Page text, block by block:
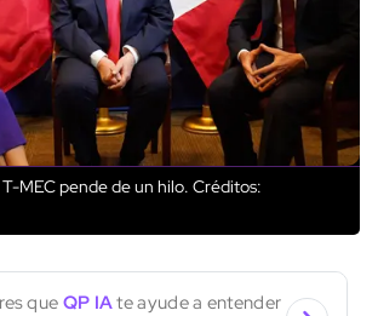
MEC pende de un hilo. Créditos:
que QP IAte ayude a entender